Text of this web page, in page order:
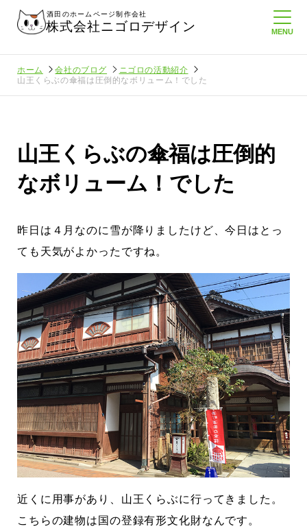
酒田のホームページ制作会社
株式会社ニゴロデザイン
ホーム 会社のブログ
ニゴロの活動紹介
山王くらぶの傘福は圧倒的なボリューム！でした
山王くらぶの傘福は圧倒的
なボリューム！でした
昨日は４月なのに雪が降りましたけど、今日はとっ
ても天気がよかったですね。
近くに用事があり、山王くらぶに行ってきました。
こちらの建物は国の登録有形文化財なんです。
たより利
まって
酒田商工会議所さんへニゴロ通信を持
って行くときって8～9割方雨なんです
よね
2026.07.28